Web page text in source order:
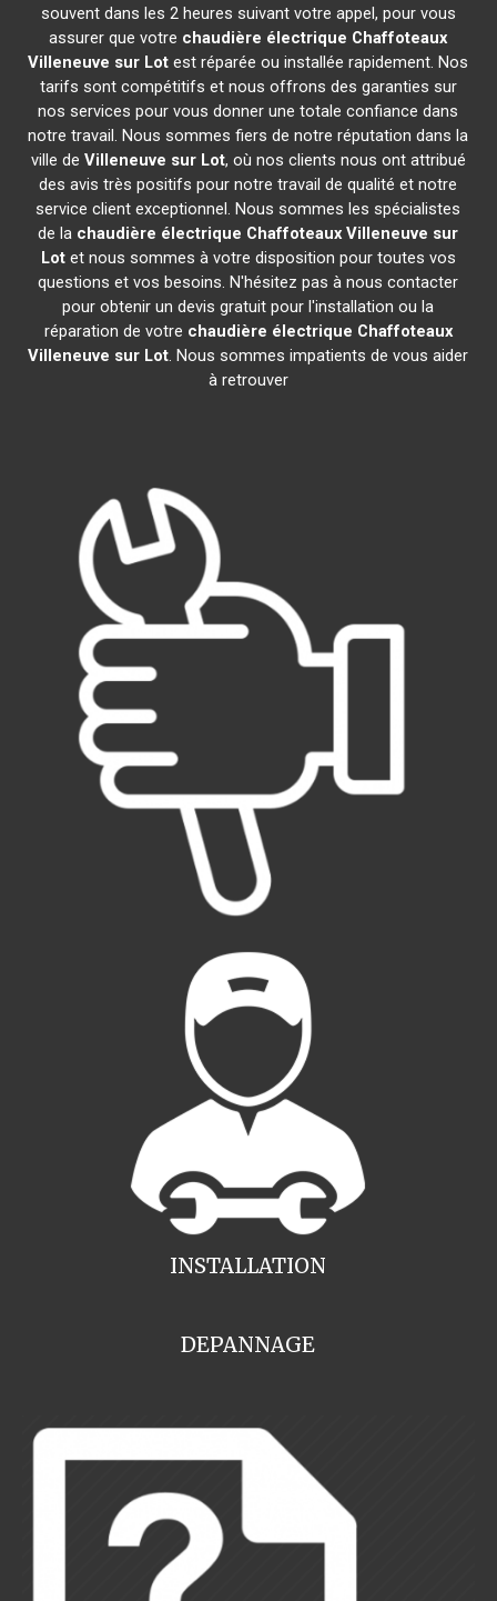
souvent dans les 2 heures suivant votre appel, pour vous
assurer que votre chaudière électrique Chaffoteaux
Villeneuve sur Lot est réparée ou installée rapidement. Nos
tarifs sont compétitifs et nous offrons des garanties sur
nos services pour vous donner une totale confiance dans
notre travail. Nous sommes fiers de notre réputation dans la
ville de Villeneuve sur Lot, où nos clients nous ont attribué
des avis très positifs pour notre travail de qualité et notre
service client exceptionnel. Nous sommes les spécialistes
de la chaudière électrique Chaffoteaux Villeneuve sur
Lotet nous sommes à votre disposition pour toutes vos
questions et vos besoins. N'hésitez pas à nous contacter
pour obtenir un devis gratuit pour l'installation ou la
réparation de votre chaudière électrique Chaffoteaux
Villeneuve sur Lot. Nous sommes impatients de vous aider
à retrouver
INSTALLATION
DEPANNAGE